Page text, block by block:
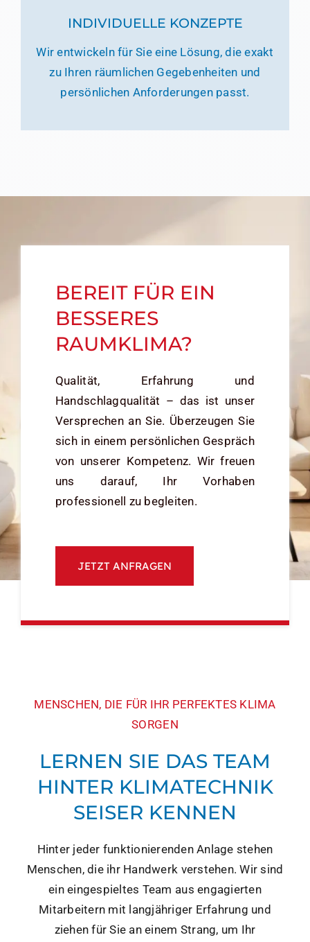
INDIVIDUELLE KONZEPTE
Wir entwickeln für Sie eine Lösung, die exakt
zu Ihren räumlichen Gegebenheiten und
persönlichen Anforderungen passt.
BEREIT FÜR EIN
BESSERES
RAUMKLIMA?
Qualität, Erfahrung und
Handschlagqualität – das ist unser
Versprechen an Sie. Überzeugen Sie
sich in einem persönlichen Gespräch
von unserer Kompetenz. Wir freuen
uns darauf, Ihr Vorhaben
professionell zu begleiten.
JETZT ANFRAGEN
MENSCHEN, DIE FÜR IHR PERFEKTES KLIMA
SORGEN
LERNEN SIE DAS TEAM
HINTER KLIMATECHNIK
SEISER KENNEN
Hinter jeder funktionierenden Anlage stehen
Menschen, die ihr Handwerk verstehen. Wir sind
ein eingespieltes Team aus engagierten
Mitarbeitern mit langjähriger Erfahrung und
ziehen für Sie an einem Strang, um Ihr